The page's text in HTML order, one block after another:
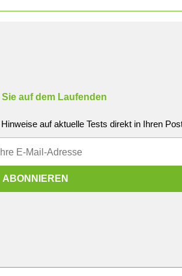
Sie auf dem Laufenden
auf aktuelle Tests direkt in Ihren